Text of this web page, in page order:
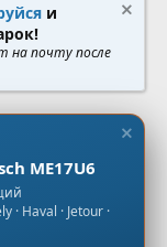
и
на почту после
ME17U6
· Haval · Jetour ·